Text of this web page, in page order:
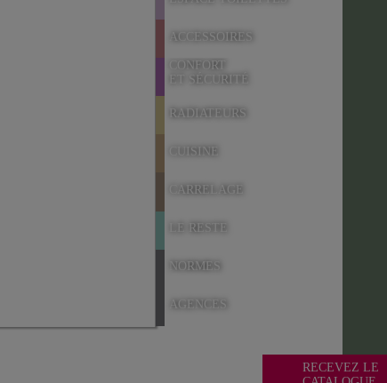
ACCESSOIRES
CONFORT
ET SÉCURITÉ
RADIATEURS
CUISINE
CARRELAGE
LE RESTE
NORMES
AGENCES
RECEVEZ LE